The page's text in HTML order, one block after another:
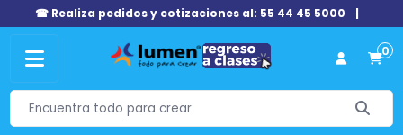
☎ Realiza pedidos y cotizaciones al: 55 44 45 5000 |
0